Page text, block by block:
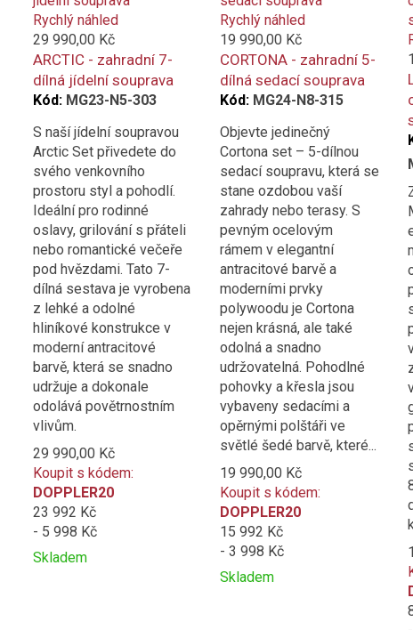
Rychlý náhled
29 990,00 Kč
ARCTIC - zahradní 7-
dílná jídelní souprava
Kód: MG23-N5-303
S naší jídelní soupravou
Arctic Set přivedete do
svého venkovního
prostoru styl a pohodlí.
Ideální pro rodinné
oslavy, grilování s přáteli
nebo romantické večeře
pod hvězdami. Tato 7-
dílná sestava je vyrobena
z lehké a odolné
hliníkové konstrukce v
moderní antracitové
barvě, která se snadno
udržuje a dokonale
odolává povětrnostním
vlivům.
29 990,00 Kč
Koupit s kódem:
DOPPLER20
23 992 Kč
- 5 998 Kč
Skladem
Rychlý náhled
19 990,00 Kč
CORTONA - zahradní 5-
dílná sedací souprava
Kód: MG24-N8-315
Objevte jedinečný
Cortona set – 5-dílnou
sedací soupravu, která se
stane ozdobou vaší
zahrady nebo terasy. S
pevným ocelovým
rámem v elegantní
antracitové barvě a
moderními prvky
polywoodu je Cortona
nejen krásná, ale také
odolná a snadno
udržovatelná. Pohodlné
pohovky a křesla jsou
vybaveny sedacími a
opěrnými polštáři ve
světlé šedé barvě, které...
19 990,00 Kč
Koupit s kódem:
DOPPLER20
15 992 Kč
- 3 998 Kč
Skladem